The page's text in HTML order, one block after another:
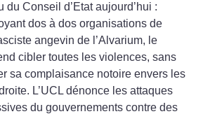
du Conseil d’Etat aujourd’hui :
dos à dos organisations de
angevin de l’Alvarium, le
cibler toutes les violences, sans
sa complaisance notoire envers les
L’UCL dénonce les attaques
du gouvernements contre des